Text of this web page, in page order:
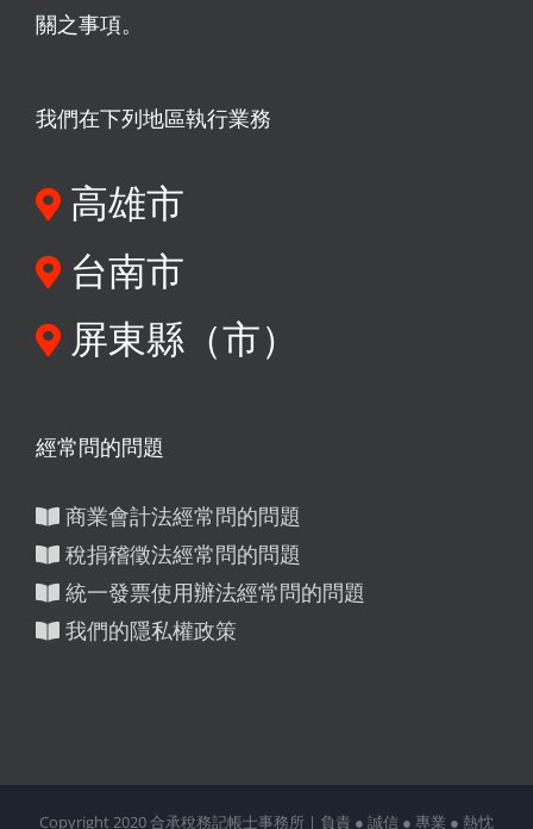
關之事項。
我們在下列地區執行業務
高雄市
台南市
屏東縣（市）
經常問的問題
商業會計法經常問的問題
稅捐稽徵法經常問的問題
統一發票使用辦法經常問的問題
我們的隱私權政策
Copyright 2020 合承稅務記帳士事務所 | 負責 ● 誠信 ● 專業 ● 熱忱